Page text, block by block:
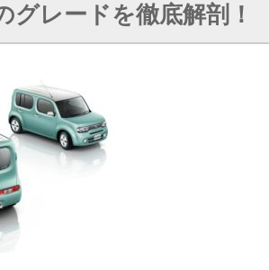
グレードを徹底解剖！